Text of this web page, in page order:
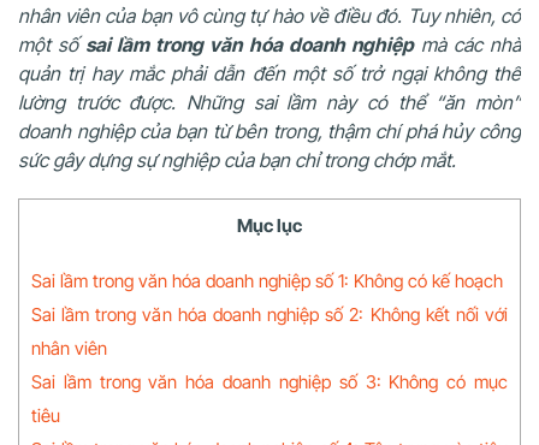
nhân viên của bạn vô cùng tự hào về điều đó. Tuy nhiên, có
một sốsai lầm trong văn hóa doanh nghiệpmà các nhà
quản trị hay mắc phải dẫn đến một số trở ngại không thể
lường trước được. Những sai lầm này có thể “ăn mòn”
doanh nghiệp của bạn từ bên trong, thậm chí phá hủy công
sức gây dựng sự nghiệp của bạn chỉ trong chớp mắt.
Mục lục
Sai lầm trong văn hóa doanh nghiệp số 1: Không có kế hoạch
Sai lầm trong văn hóa doanh nghiệp số 2: Không kết nối với
nhân viên
Sai lầm trong văn hóa doanh nghiệp số 3: Không có mục
tiêu